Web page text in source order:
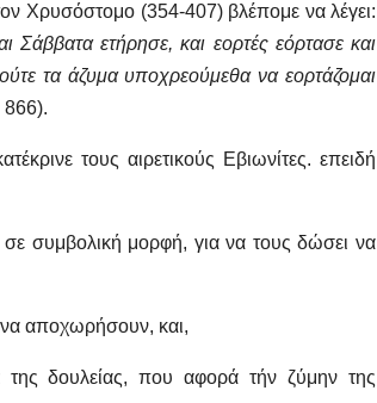
Χρυσόστομο (354-407) βλέπομε να λέγει:
Σάββατα ετήρησε, και εορτές εόρτασε και
ούτε τα άζυμα υποχρεούμεθα να εορτάζομαι
866).
τους αιρετικούς Εβιωνίτες. επειδή
συμβολική μορφή, για να τους δώσει να
να αποχωρήσουν, και,
δουλείας, που αφορά τήν ζύμην της